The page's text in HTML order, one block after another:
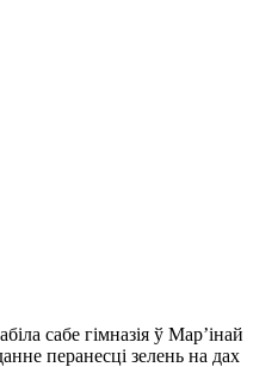
сабе гімназія ў Мар’інай
перанесці зелень на дах